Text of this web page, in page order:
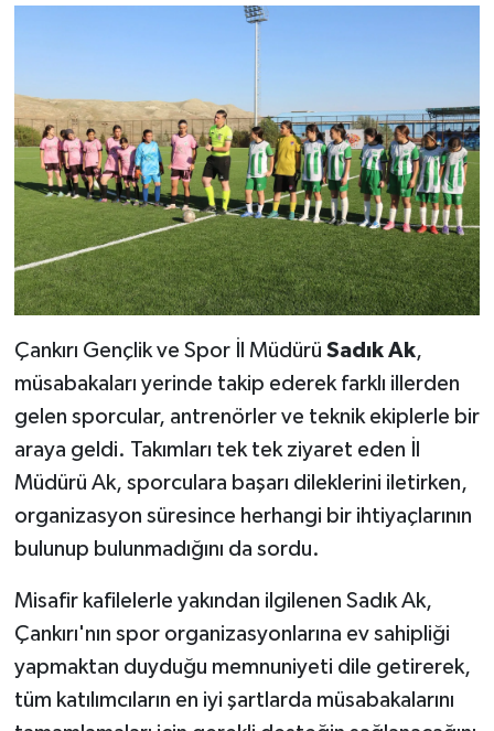
Çankırı Gençlik ve Spor İl Müdürü Sadık Ak,
müsabakaları yerinde takip ederek farklı illerden
gelen sporcular, antrenörler ve teknik ekiplerle bir
araya geldi. Takımları tek tek ziyaret eden İl
Müdürü Ak, sporculara başarı dileklerini iletirken,
organizasyon süresince herhangi bir ihtiyaçlarının
bulunup bulunmadığını da sordu.
Misafir kafilelerle yakından ilgilenen Sadık Ak,
Çankırı'nın spor organizasyonlarına ev sahipliği
yapmaktan duyduğu memnuniyeti dile getirerek,
tüm katılımcıların en iyi şartlarda müsabakalarını